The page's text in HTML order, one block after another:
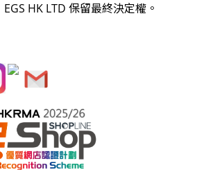
EGS HK LTD 保留最終決定權。